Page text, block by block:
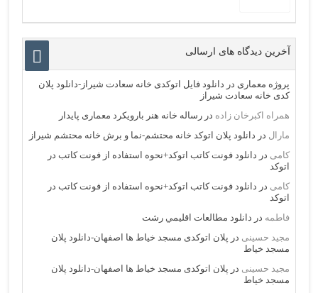
آخرین دیدگاه های ارسالی
پروژه معماری در دانلود فایل اتوکدی خانه سعادت شیراز-دانلود پلان
کدی خانه سعادت شیراز
همراه اکبرخان زاده دررساله خانه هنر بارویکرد معماری پایدار
مارال در دانلود پلان اتوکد خانه محتشم-نما و برش خانه محتشم شیراز
کامی در دانلود فونت کاتب اتوکد+نحوه استفاده از فونت کاتب در
اتوکد
کامی در دانلود فونت کاتب اتوکد+نحوه استفاده از فونت کاتب در
اتوکد
فاطمه در دانلود مطالعات اقليمي رشت
مجید حسینی در پلان اتوکدی مسجد خیاط ها اصفهان-دانلود پلان
مسجد خیاط
مجید حسینی در پلان اتوکدی مسجد خیاط ها اصفهان-دانلود پلان
مسجد خیاط